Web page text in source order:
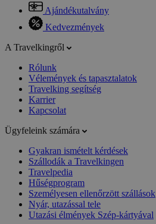
Ajándékutalvány
Kedvezmények
A Travelkingről
Rólunk
Vélemények és tapasztalatok
Travelking segítség
Karrier
Kapcsolat
Ügyfeleink számára
Gyakran ismételt kérdések
Szállodák a Travelkingen
Travelpedia
Hűségprogram
Személyesen ellenőrzött szállások
Nyár, utazással tele
Utazási élmények Szép-kártyával